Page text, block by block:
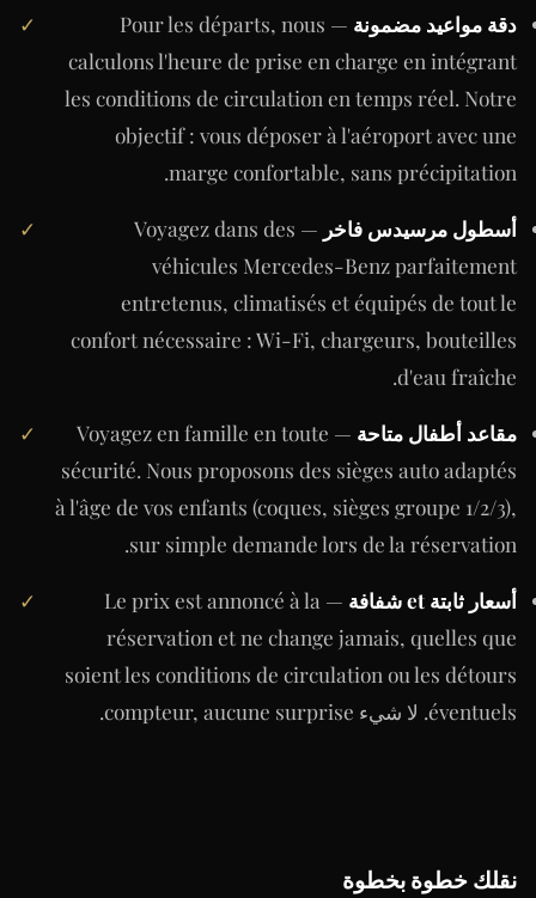
✓ دقة مواعيد مضمونة
— Pour les départs, nous
calculons l'heure de prise en charge en intégrant
les conditions de circulation en temps réel. Notre
objectif : vous déposer à l'aéroport avec une
marge confortable, sans précipitation.
✓ أسطول مرسيدس فاخر
— Voyagez dans des
véhicules Mercedes-Benz parfaitement
entretenus, climatisés et équipés de tout le
confort nécessaire : Wi-Fi, chargeurs, bouteilles
d'eau fraîche.
✓ مقاعد أطفال متاحة
— Voyagez en famille en toute
sécurité. Nous proposons des sièges auto adaptés
à l'âge de vos enfants (coques, sièges groupe 1/2/3),
sur simple demande lors de la réservation.
✓ أسعار ثابتة et شفافة
— Le prix est annoncé à la
réservation et ne change jamais, quelles que
soient les conditions de circulation ou les détours
éventuels. لا شيء compteur, aucune surprise.
نقلك خطوة بخطوة